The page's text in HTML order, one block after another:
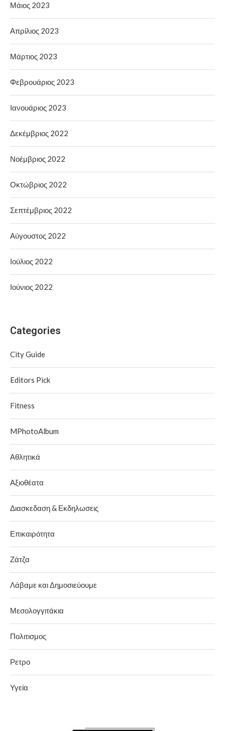
Μάιος 2023
Απρίλιος 2023
Μάρτιος 2023
Φεβρουάριος 2023
Ιανουάριος 2023
Δεκέμβριος 2022
Νοέμβριος 2022
Οκτώβριος 2022
Σεπτέμβριος 2022
Αύγουστος 2022
Ιούλιος 2022
Ιούνιος 2022
Categories
City Guide
Editors Pick
Fitness
MPhotoAlbum
Αθλητικά
Αξιοθέατα
Διασκεδαση & Εκδηλωσεις
Επικαιρότητα
Ζάτζα
Λάβαμε και Δημοσιεύουμε
Μεσολογγιτάκια
Πολιτισμος
Ρετρο
Υγεία